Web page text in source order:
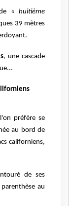
« huitième
39 mètres
, une cascade
préfère se
au bord de
californiens,
de ses
au